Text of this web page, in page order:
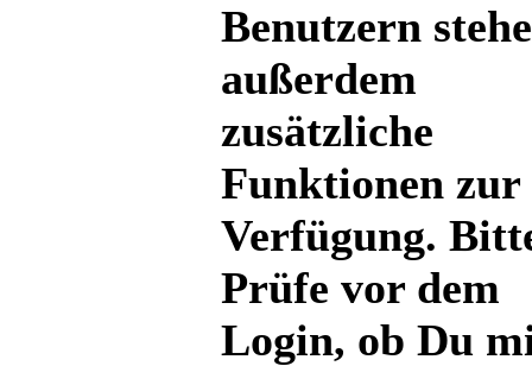
Benutzern
außerdem
zusätzliche
Funktionen zur
Verfügung.
Prüfe vor dem
Login, ob Du